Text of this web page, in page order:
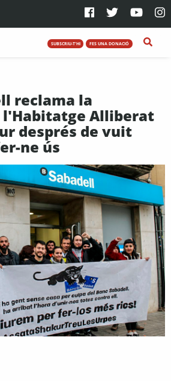
SUBSCRIU-T'HI FES UNA DONACIÓ
reclama la
Alliberat
després de vuit
ne ús